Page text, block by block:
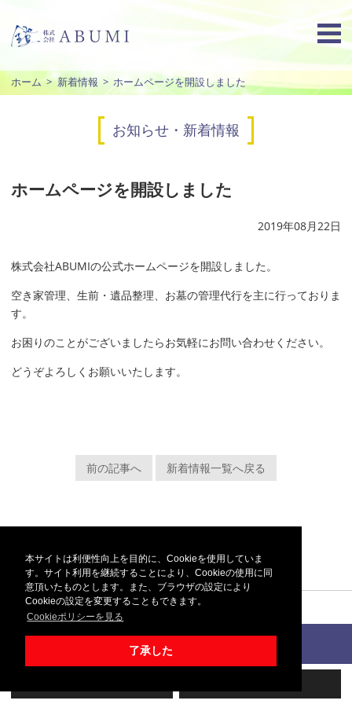
本サイトは利便性向上を目的に、Cookieを使用していま
す。サイト利用を継続することにより、Cookieの使用に同
意頂いたものとします。また、ブラウザの設定により
Cookieの設定を変更することもできます。
Cookieポリシーを見る
了承した
ホーム 新着情報 ホームページを開設しました
お知らせ・新着情報
ホームページを開設しました
2019年08月22日
株式会社ABUMIの公式ホームページを開設しました。
空き家管理、生前・遺品整理、お墓の管理代行を主に行っておりま
す。
お困りのことがございましたらお気軽にお問い合わせください。
どうぞよろしくお願いいたします。
前の記事へ 新着情報一覧へ戻る
© 2019 - 2026 株式会社ABUMI